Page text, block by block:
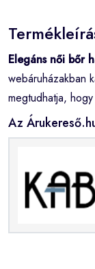
Elegáns női bőr
webáruházakban
megtudhatja,
Az